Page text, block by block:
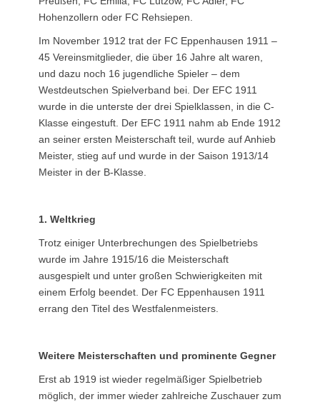
Hohenzollern oder FC Rehsiepen.
Im November 1912 trat der FC Eppenhausen 1911 –
45 Vereinsmitglieder, die über 16 Jahre alt waren,
und dazu noch 16 jugendliche Spieler – dem
Westdeutschen Spielverband bei. Der EFC 1911
wurde in die unterste der drei Spielklassen, in die C-
Klasse eingestuft. Der EFC 1911 nahm ab Ende 1912
an seiner ersten Meisterschaft teil, wurde auf Anhieb
Meister, stieg auf und wurde in der Saison 1913/14
Meister in der B-Klasse.
1. Weltkrieg
Trotz einiger Unterbrechungen des Spielbetriebs
wurde im Jahre 1915/16 die Meisterschaft
ausgespielt und unter großen Schwierigkeiten mit
einem Erfolg beendet. Der FC Eppenhausen 1911
errang den Titel des Westfalenmeisters.
Weitere Meisterschaften und prominente Gegner
Erst ab 1919 ist wieder regelmäßiger Spielbetrieb
möglich, der immer wieder zahlreiche Zuschauer zum